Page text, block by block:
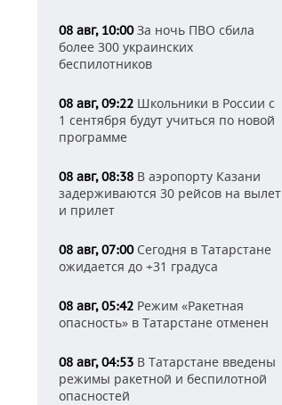
08 авг, 10:00За ночь ПВО сбила
более 300 украинских
беспилотников
08 авг, 09:22 Школьники в России с
1 сентября будут учиться по новой
программе
08 авг, 08:38 В аэропорту Казани
задерживаются 30 рейсов на вылет
и прилет
08 авг, 07:00Сегодня в Татарстане
ожидается до +31 градуса
08 авг, 05:42 Режим «Ракетная
опасность» в Татарстане отменен
08 авг, 04:53 В Татарстане введены
режимы ракетной и беспилотной
опасностей